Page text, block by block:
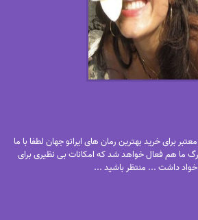
برای خرید بهترین رمان های ایرانو جهان لطفا با ما
ما هم فعال خواهد شد که امکانات بی نظیری برای
داشت ... منتظر باشید ...